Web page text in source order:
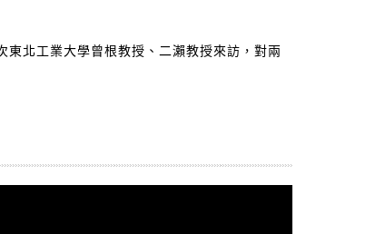
北工業大學曾根教授、二瀨教授來訪，對兩